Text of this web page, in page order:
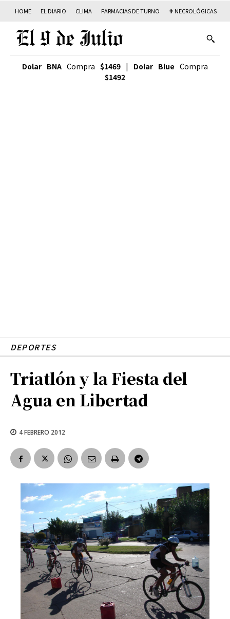
HOME EL DIARIO CLIMA FARMACIAS DE TURNO ✟ NECROLÓGICAS
Dolar BNA Compra $1469 | Dolar Blue Compra
$1492
DEPORTES
Triatlón y la Fiesta del
Agua en Libertad
4 FEBRERO 2012